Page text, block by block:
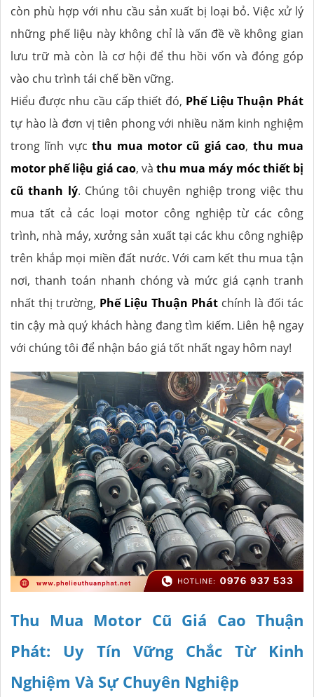
còn phù hợp với nhu cầu sản xuất bị loại bỏ. Việc xử lý
những phế liệu này không chỉ là vấn đề về không gian
lưu trữ mà còn là cơ hội để thu hồi vốn và đóng góp
vào chu trình tái chế bền vững.
Hiểu được nhu cầu cấp thiết đó, Phế Liệu Thuận Phát
tự hào là đơn vị tiên phong với nhiều năm kinh nghiệm
trong lĩnh vựcthu mua motor cũ giá cao, thu mua
motor phế liệu giá cao, vàthu mua máy móc thiết bị
cũ thanh lý. Chúng tôi chuyên nghiệp trong việc thu
mua tất cả các loại motor công nghiệp từ các công
trình, nhà máy, xưởng sản xuất tại các khu công nghiệp
trên khắp mọi miền đất nước. Với cam kết thu mua tận
nơi, thanh toán nhanh chóng và mức giá cạnh tranh
nhất thị trường, Phế Liệu Thuận Phát chính là đối tác
tin cậy mà quý khách hàng đang tìm kiếm. Liên hệ ngay
với chúng tôi để nhận báo giá tốt nhất ngay hôm nay!
Thu Mua Motor Cũ Giá Cao Thuận
Phát: Uy Tín Vững Chắc Từ Kinh
Nghiệm Và Sự Chuyên Nghiệp